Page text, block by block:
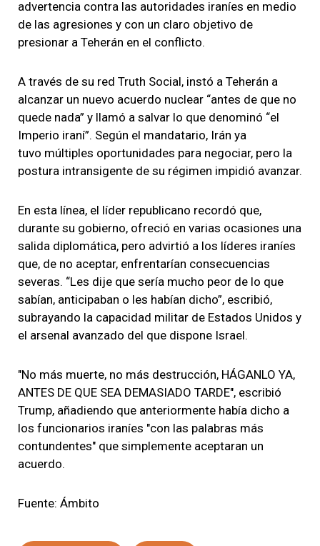
advertencia contra las autoridades iraníes en medio
de las agresiones y con un claro objetivo de
presionar a Teherán en el conflicto.
A través de su red Truth Social, instó a Teherán a
alcanzar un nuevo acuerdo nuclear “antes de que no
quede nada” y llamó a salvar lo que denominó “el
Imperio iraní”. Según el mandatario, Irán ya
tuvo múltiples oportunidades para negociar, pero la
postura intransigente de su régimen impidió avanzar.
En esta línea, el líder republicano recordó que,
durante su gobierno, ofreció en varias ocasiones una
salida diplomática, pero advirtió a los líderes iraníes
que, de no aceptar, enfrentarían consecuencias
severas. “Les dije que sería mucho peor de lo que
sabían, anticipaban o les habían dicho”, escribió,
subrayando la capacidad militar de Estados Unidos y
el arsenal avanzado del que dispone Israel.
"No más muerte, no más destrucción, HÁGANLO YA,
ANTES DE QUE SEA DEMASIADO TARDE", escribió
Trump, añadiendo que anteriormente había dicho a
los funcionarios iraníes "con las palabras más
contundentes" que simplemente aceptaran un
acuerdo.
Fuente: Ámbito